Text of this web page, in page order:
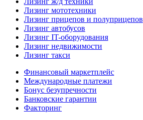
Лизинг мототехники
Лизинг прицепов и полуприцепов
Лизинг автобусов
Лизинг IT-оборудования
Лизинг недвижимости
Лизинг такси
Финансовый маркетплейс
Международные платежи
Бонус безупречности
Банковские гарантии
Факторинг